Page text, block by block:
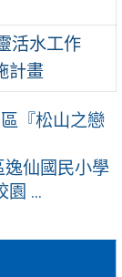
活水工作
計畫
『松山之戀
逸仙國民小學
園 ...